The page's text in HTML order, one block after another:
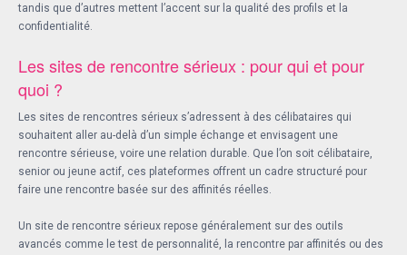
tandis que d’autres mettent l’accent sur la qualité des profils et la
confidentialité.
Les sites de rencontre sérieux : pour qui et pour
quoi ?
Les sites de rencontres sérieux s’adressent à des célibataires qui
souhaitent aller au-delà d’un simple échange et envisagent une
rencontre sérieuse, voire une relation durable. Que l’on soit célibataire,
senior ou jeune actif, ces plateformes offrent un cadre structuré pour
faire une rencontre basée sur des affinités réelles.
Un site de rencontre sérieux repose généralement sur des outils
avancés comme le test de personnalité, la rencontre par affinités ou des